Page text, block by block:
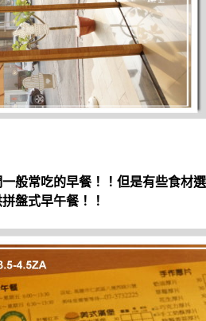
般常吃的早餐！！但是有些食材
盤式早午餐！！